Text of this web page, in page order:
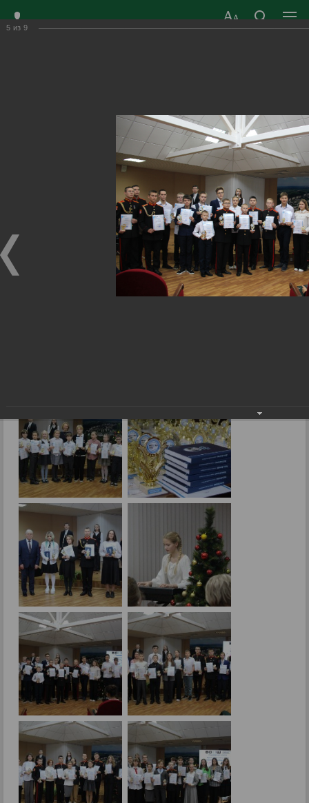
г. Радужный, 1 квартал, д.55
Адрес здания администрации
radugn@avo.ru
Электронная почта
Главная Фотогалерея Новости
›
Лучших награждать всегда приятно!
Лучших награждать всегда приятно!
5 из 9